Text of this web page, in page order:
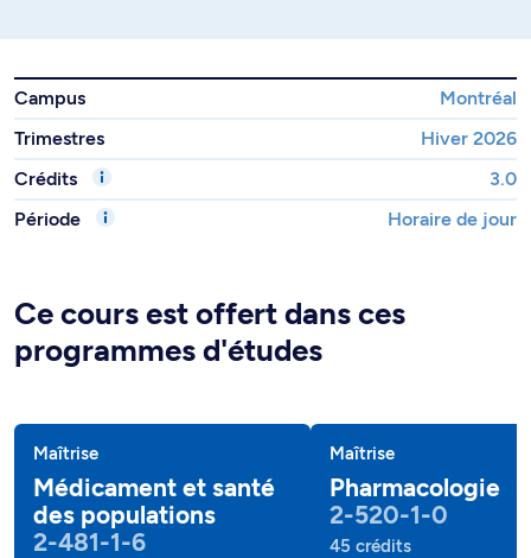
Campus
Montréal
Trimestres
Hiver 2026
Crédits
3.0
Période
Horaire de jour
Ce cours est offert dans ces
programmes d'études
Maîtrise
Médicament et santé
des populations
2-481-1-6
Maîtrise
Pharmacologie
2-520-1-0
45 crédits